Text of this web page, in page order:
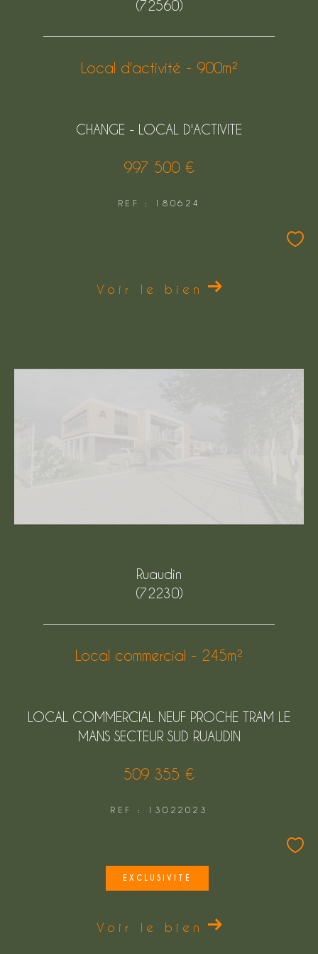
(72560)
Local d'activité - 900m²
CHANGE - LOCAL D'ACTIVITE
997 500 €
REF : 180624
Voir le bien
Ruaudin
(72230)
Local commercial - 245m²
LOCAL COMMERCIAL NEUF PROCHE TRAM LE
MANS SECTEUR SUD RUAUDIN
509 355 €
REF : 13022023
EXCLUSIVITÉ
Voir le bien